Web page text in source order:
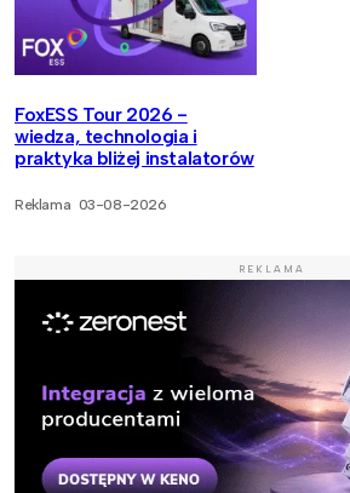
FoxESS Tour 2026 -
wiedza, technologia i
praktyka bliżej instalatorów
Reklama 03-08-2026
REKLAMA